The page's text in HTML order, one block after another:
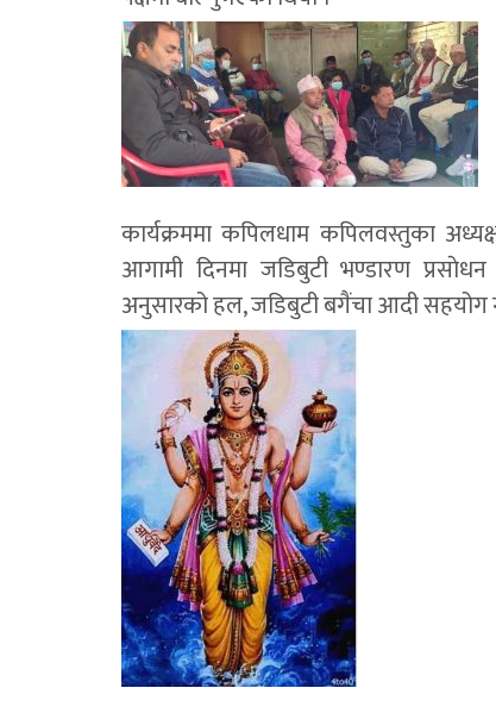
कार्यक्रममा कपिलधाम कपिलवस्तुका
आगामी दिनमा जडिबुटी भण्डारण
अनुसारको हल, जडिबुटी बगैंचा आदी सहयोग